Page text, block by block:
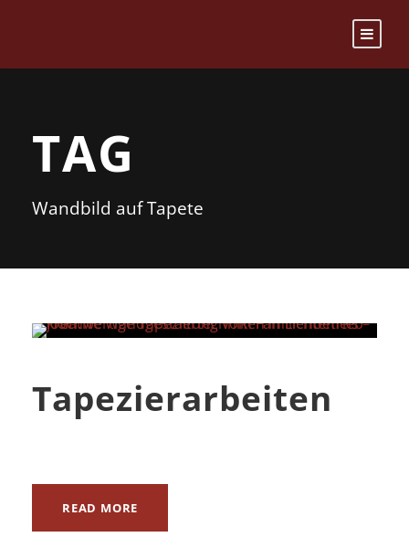
TAG
Wandbild auf Tapete
Tapezierarbeiten
READ MORE